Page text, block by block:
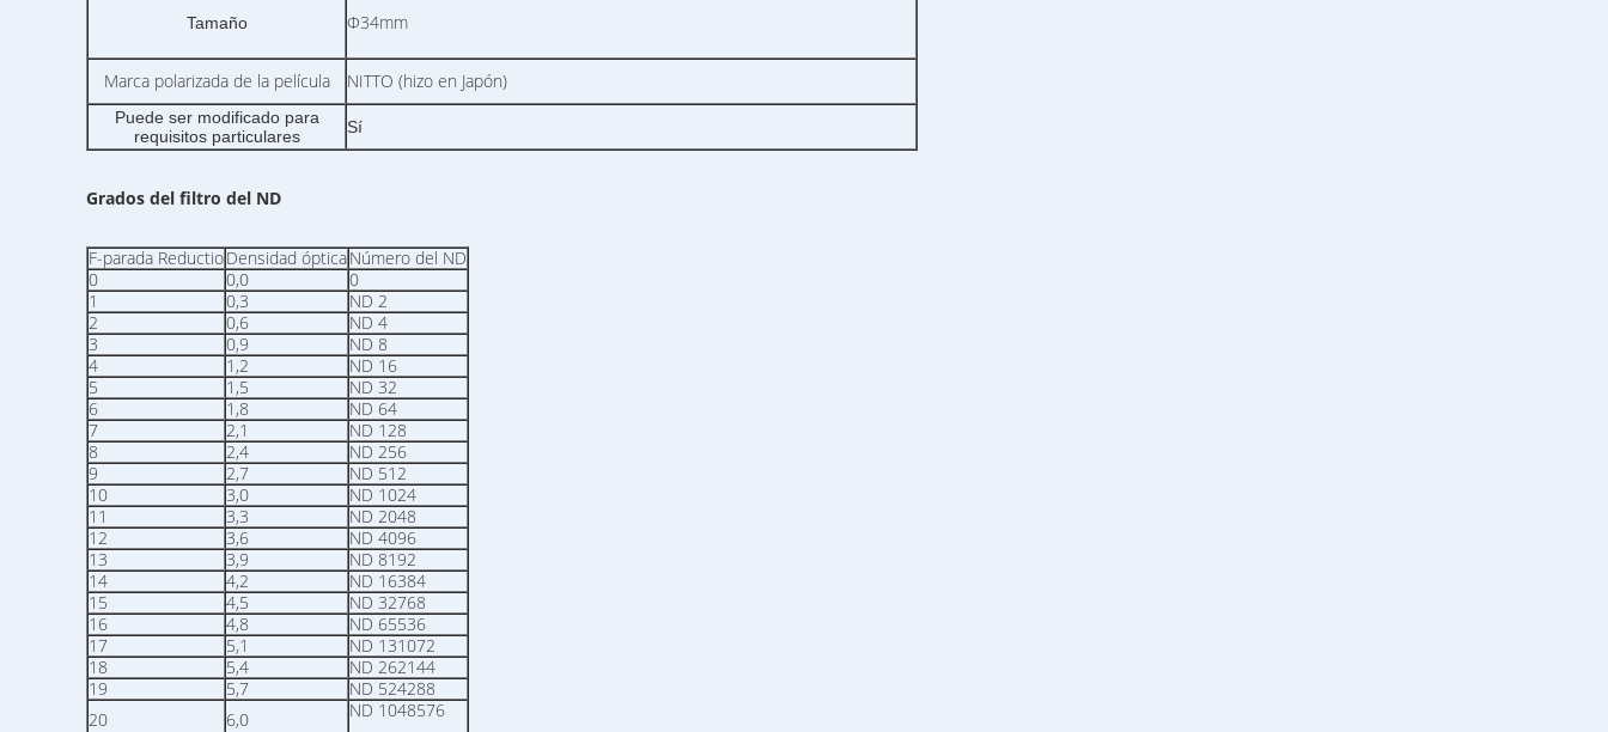
Tamaño Φ34mm
Marca polarizada de la película NITTO (hizo en Japón)
Puede ser modificado para
requisitos particulares
Sí
Grados del filtro del ND
F-parada ReductioDensidad ópticaNúmero del ND
0
0,0
0
1
0,3
ND 2
2
0,6
ND 4
3
0,9
ND 8
4
1,2
ND 16
5
1,5
ND 32
6
1,8
ND 64
7
2,1
ND 128
8
2,4
ND 256
9
2,7
ND 512
10
3,0
ND 1024
11
3,3
ND 2048
12
3,6
ND 4096
13
3,9
ND 8192
14
4,2
ND 16384
15
4,5
ND 32768
16
4,8
ND 65536
17
5,1
ND 131072
18
5,4
ND 262144
19
5,7
ND 524288
20
6,0 ND 1048576